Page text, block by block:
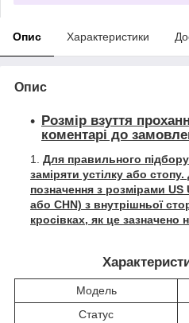
Опис Характеристики
Опис
Розмір взуття
коментарі до
Для правильного
заміряти устілку або
позначення з розмірами
або CHN) з внутрішньої
кросівках, як це
Модель
Статус